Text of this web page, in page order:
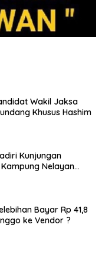
Wakil Jaksa
Khusus Hashim
Kunjungan
Nelayan
Bayar Rp 41,8
ke Vendor ?